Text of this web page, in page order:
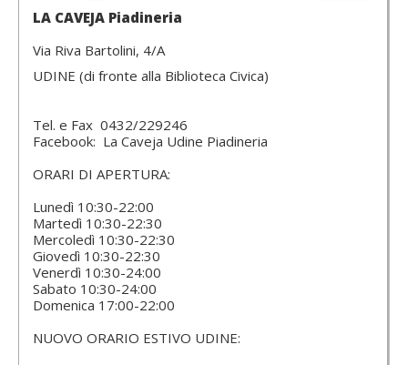
LA CAVEJA Piadineria
Via Riva Bartolini, 4/A
UDINE (di fronte alla Biblioteca Civica)
Tel. e Fax 0432/229246
Facebook: La Caveja Udine Piadineria
ORARI DI APERTURA:
Lunedì 10:30-22:00
Martedì 10:30-22:30
Mercoledì 10:30-22:30
Giovedì 10:30-22:30
Venerdì 10:30-24:00
Sabato 10:30-24:00
Domenica 17:00-22:00
NUOVO ORARIO ESTIVO UDINE: